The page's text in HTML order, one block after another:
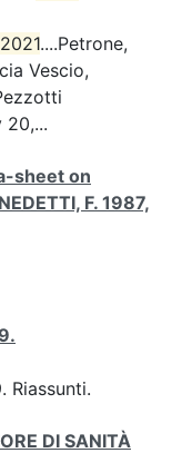
2021....Petrone,
Vescio,
20,...
sheet on
F. 1987,
Riassunti.
DI SANITÀ